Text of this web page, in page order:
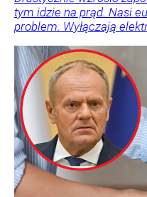
tym idzie na prąd. Nasi
problem. Wyłączają